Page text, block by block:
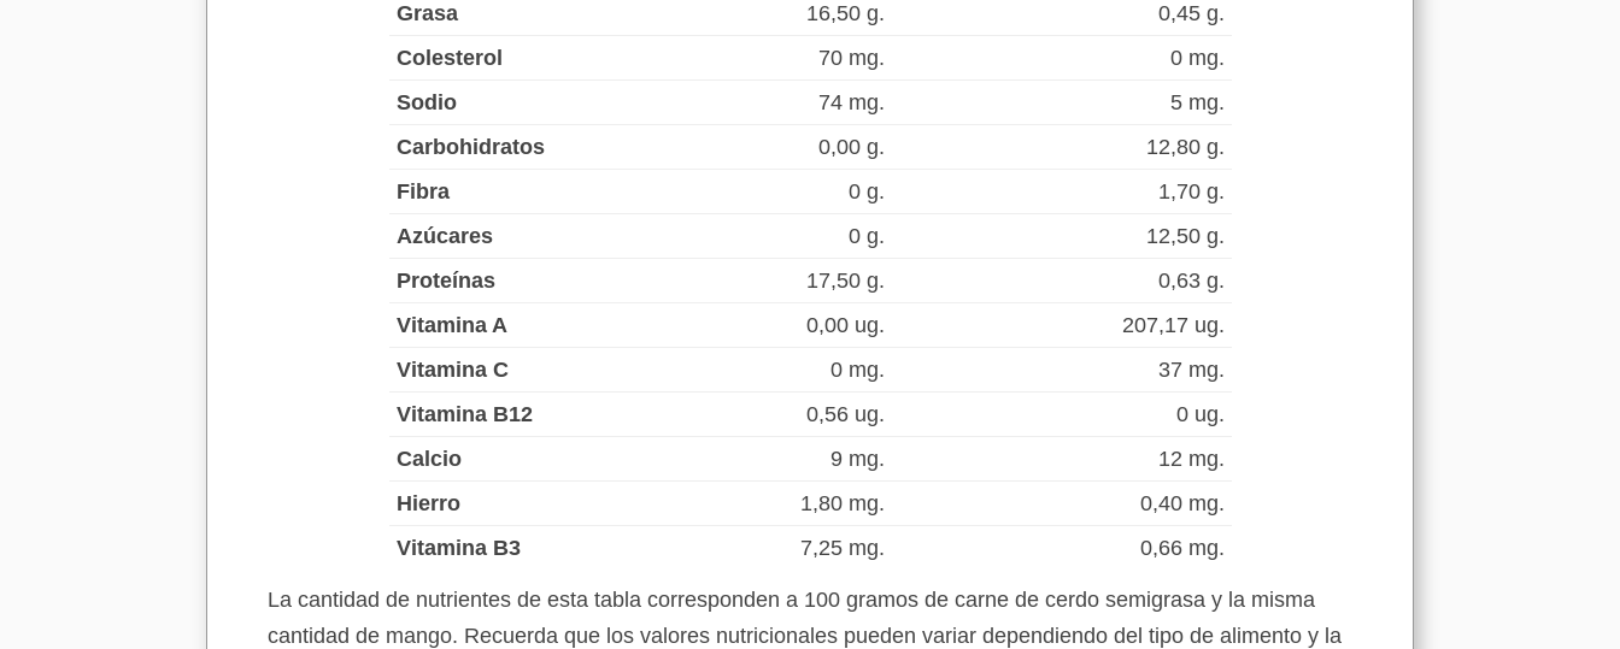
Grasa
16,50 g.
0,45 g.
Colesterol
70 mg.
0 mg.
Sodio
74 mg.
5 mg.
Carbohidratos
0,00 g.
12,80 g.
Fibra
0 g.
1,70 g.
Azúcares
0 g.
12,50 g.
Proteínas
17,50 g.
0,63 g.
Vitamina A
0,00 ug.
207,17 ug.
Vitamina C
0 mg.
37 mg.
Vitamina B12
0,56 ug.
0 ug.
Calcio
9 mg.
12 mg.
Hierro
1,80 mg.
0,40 mg.
Vitamina B3
7,25 mg. 0,66 mg.
La cantidad de nutrientes de esta tabla corresponden a 100 gramos de carne de cerdo semigrasa y la misma
cantidad de mango. Recuerda que los valores nutricionales pueden variar dependiendo del tipo de alimento y la